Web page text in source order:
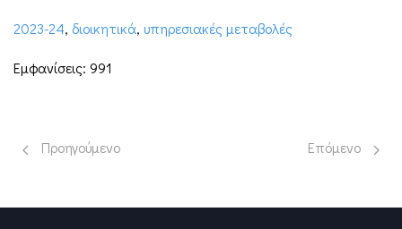
2023-24, διοικητικά, υπηρεσιακές μεταβολές
Εμφανίσεις: 991
Προηγούμενο άρθρο: Πρόσβαση στο Πρότυπο ΓΕΛ Αγίων
Προηγούμενο Επόμενο
Επόμενο